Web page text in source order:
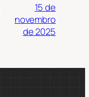
15 de
novembro
de 2025